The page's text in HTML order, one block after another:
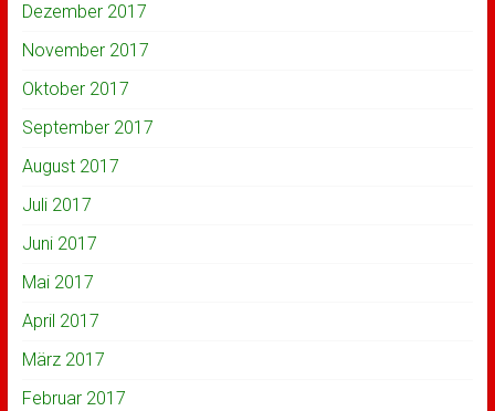
Dezember 2017
November 2017
Oktober 2017
September 2017
August 2017
Juli 2017
Juni 2017
Mai 2017
April 2017
März 2017
Februar 2017